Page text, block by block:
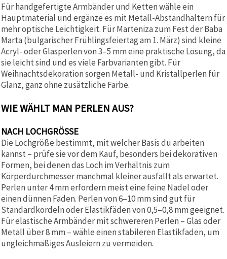
Für handgefertigte Armbänder und Ketten wähle ein
Hauptmaterial und ergänze es mit Metall-Abstandhaltern für
mehr optische Leichtigkeit. Für Marteniza zum Fest der Baba
Marta (bulgarischer Frühlingsfeiertag am 1. März) sind kleine
Acryl- oder Glasperlen von 3–5 mm eine praktische Lösung, da
sie leicht sind und es viele Farbvarianten gibt. Für
Weihnachtsdekoration sorgen Metall- und Kristallperlen für
Glanz, ganz ohne zusätzliche Farbe.
WIE WÄHLT MAN PERLEN AUS?
NACH LOCHGRÖSSE
Die Lochgröße bestimmt, mit welcher Basis du arbeiten
kannst – prüfe sie vor dem Kauf, besonders bei dekorativen
Formen, bei denen das Loch im Verhältnis zum
Körperdurchmesser manchmal kleiner ausfällt als erwartet.
Perlen unter 4 mm erfordern meist eine feine Nadel oder
einen dünnen Faden. Perlen von 6–10 mm sind gut für
Standardkordeln oder Elastikfäden von 0,5–0,8 mm geeignet.
Für elastische Armbänder mit schwereren Perlen – Glas oder
Metall über 8 mm – wähle einen stabileren Elastikfaden, um
ungleichmäßiges Ausleiern zu vermeiden.